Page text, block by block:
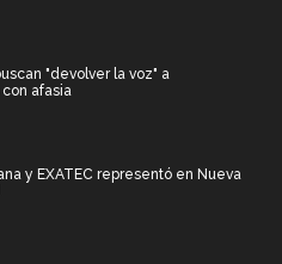
"devolver la voz" a
afasia
y EXATEC representó en Nueva